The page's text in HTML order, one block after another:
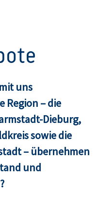
uns
Region – die
Dieburg,
sowie die
– übernehmen
und